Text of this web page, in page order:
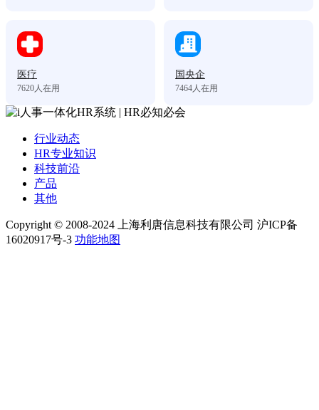
医疗
7620 人在用
国央企
7464 人在用
行业动态
HR专业知识
科技前沿
产品
其他
Copyright © 2008-2024 上海利唐信息科技有限公司 沪ICP备
16020917号-3 功能地图